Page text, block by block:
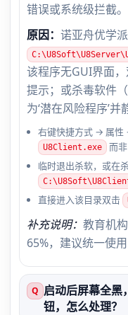
错误或系统级拦截。
原因： 诺亚舟优学
该程序无GUI界面
提示；或杀毒软件
为‘潜在风险程序’并
右键快捷方式 → 属性
U8Client.exe 而非
临时退出杀软，或在
直接进入该目录双击
补充说明： 教育机
65%，建议统一使
Q 启动后屏幕全黑
钮，怎么处理？